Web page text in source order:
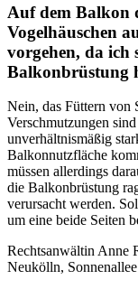
Auf dem Balkon
Vogelhäuschen
vorgehen, da ich
Balkonbrüstung
Nein, das Füttern von
Verschmutzungen
unverhältnismäßig
Balkonnutzfläche
müssen allerdings
die Balkonbrüstung
verursacht werden.
um eine beide Seiten
Rechtsanwältin Anne
Neukölln,